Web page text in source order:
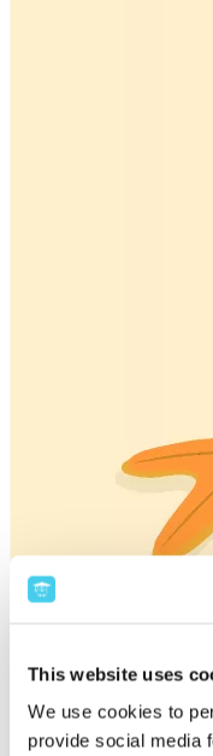
This website uses
We use cookies to
provide social media